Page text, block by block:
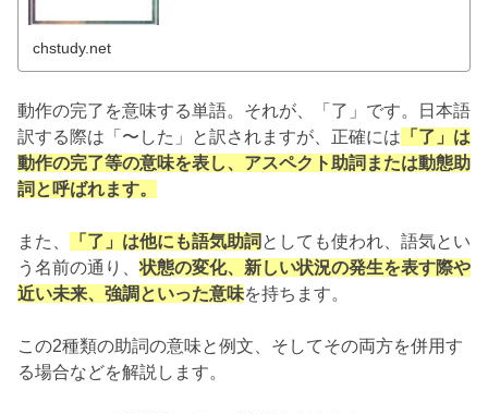
chstudy.net
動作の完了を意味する単語。それが、「了」です。日本語
訳する際は「〜した」と訳されますが、正確には 「了」は
動作の完了等の意味を表し、アスペクト助詞または動態助
詞と呼ばれます。
また、 「了」は他にも語気助詞 としても使われ、語気とい
う名前の通り、状態の変化、新しい状況の発生を表す際や
近い未来、強調といった意味を持ちます。
この2種類の助詞の意味と例文、そしてその両方を併用す
る場合などを解説します。